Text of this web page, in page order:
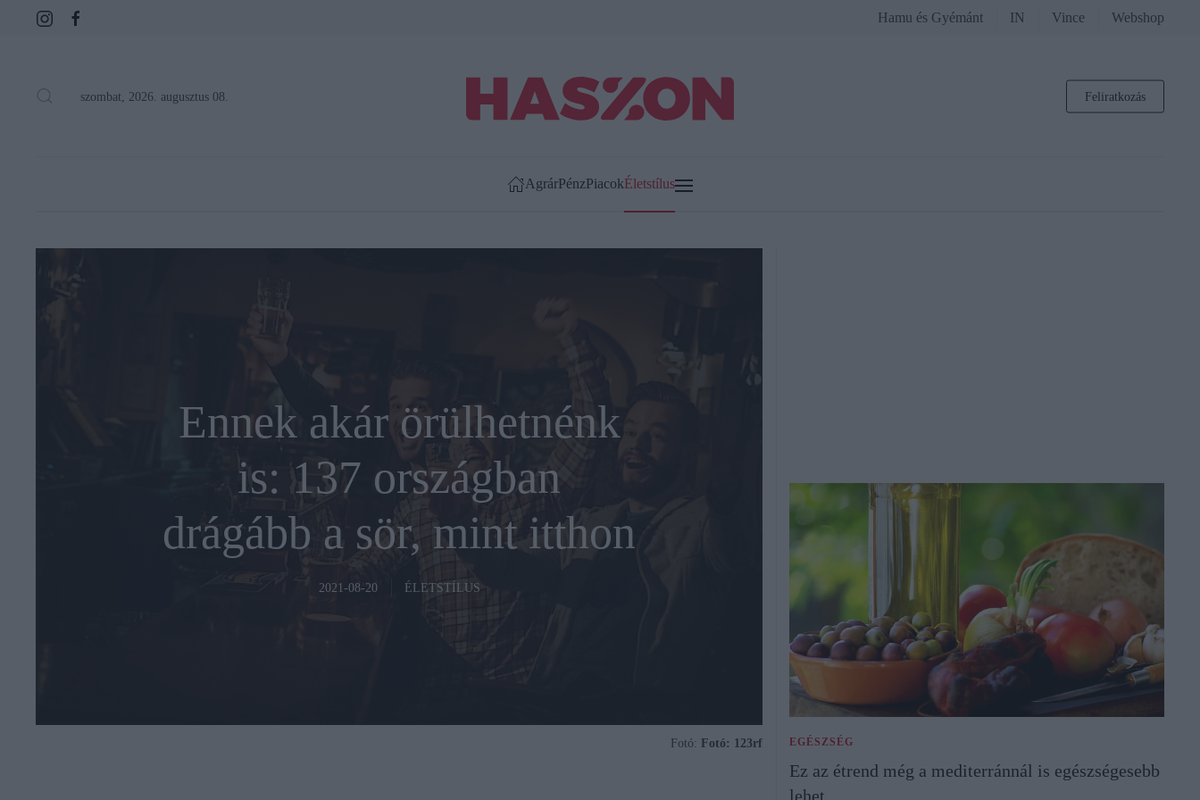
Hamu és Gyémánt IN Vince Webshop
szombat, 2026. augusztus 08. Feliratkozás
AgrárPénzPiacokÉletstílus
Ennek akár örülhetnénk
is: 137 országban
drágább a sör, mint itthon
2021-08-20 ÉLETSTÍLUS
Fotó: Fotó: 123rf EGÉSZSÉG
Ez az étrend még a mediterránnál is egészségesebb
lehet